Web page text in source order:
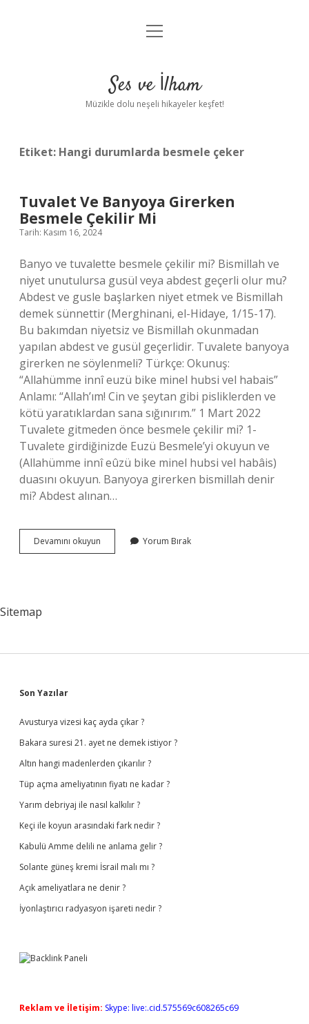
Anasayfa
Yasal Uyarı
menüyü
Ses ve İlham
Müzikle dolu neşeli hikayeler keşfet!
Etiket: Hangi durumlarda besmele çeker
Tuvalet Ve Banyoya Girerken
Besmele Çekilir Mi
Tarih: Kasım 16, 2024
Banyo ve tuvalette besmele çekilir mi? Bismillah ve
niyet unutulursa gusül veya abdest geçerli olur mu?
Abdest ve gusle başlarken niyet etmek ve Bismillah
demek sünnettir (Merghinani, el-Hidaye, 1/15-17).
Bu bakımdan niyetsiz ve Bismillah okunmadan
yapılan abdest ve gusül geçerlidir. Tuvalete banyoya
girerken ne söylenmeli? Türkçe: Okunuş:
“Allahümme innî euzü bike minel hubsi vel habais”
Anlamı: “Allah’ım! Cin ve şeytan gibi pisliklerden ve
kötü yaratıklardan sana sığınırım.” 1 Mart 2022
Tuvalete gitmeden önce besmele çekilir mi? 1-
Tuvalete girdiğinizde Euzü Besmele’yi okuyun ve
(Allahümme innî eûzü bike minel hubsi vel habâis)
duasını okuyun. Banyoya girerken bismillah denir
mi? Abdest alınan…
Devamını okuyun
Ve
Yorum Bırak
Sitemap
Sidebar
Son Yazılar
Avusturya vizesi kaç ayda çıkar ?
Bakara suresi 21. ayet ne demek istiyor ?
Altın hangi madenlerden çıkarılır ?
Tüp açma ameliyatının fiyatı ne kadar ?
Yarım debriyaj ile nasıl kalkılır ?
Keçi ile koyun arasındaki fark nedir ?
Kabulü Amme delili ne anlama gelir ?
Solante güneş kremi İsrail malı mı ?
Açık ameliyatlara ne denir ?
İyonlaştırıcı radyasyon işareti nedir ?
Reklam ve İletişim: Skype: live:.cid.575569c608265c69